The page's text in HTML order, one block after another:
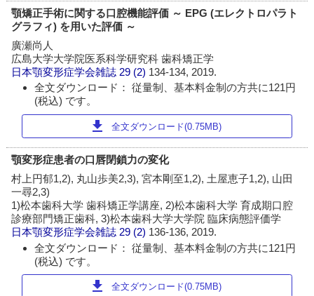
顎矯正手術に関する口腔機能評価 ～ EPG (エレクトロパラト
グラフィ) を用いた評価 ～
廣瀬尚人
広島大学大学院医系科学研究科 歯科矯正学
日本顎変形症学会雑誌 29 (2) 134-134, 2019.
全文ダウンロード： 従量制、基本料金制の方共に121円
(税込) です。
download 全文ダウンロード(0.75MB)
顎変形症患者の口唇閉鎖力の変化
村上円郁1,2), 丸山歩美2,3), 宮本剛至1,2), 土屋恵子1,2), 山田
一尋2,3)
1)松本歯科大学 歯科矯正学講座, 2)松本歯科大学 育成期口腔
診療部門矯正歯科, 3)松本歯科大学大学院 臨床病態評価学
日本顎変形症学会雑誌 29 (2) 136-136, 2019.
全文ダウンロード： 従量制、基本料金制の方共に121円
(税込) です。
download 全文ダウンロード(0.75MB)